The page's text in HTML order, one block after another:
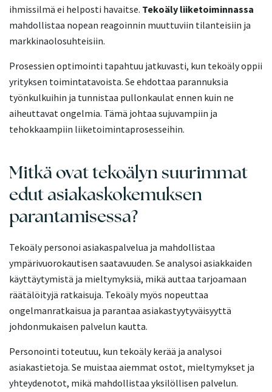
ihmissilmä ei helposti havaitse. Tekoäly liiketoiminnassa
mahdollistaa nopean reagoinnin muuttuviin tilanteisiin ja
markkinaolosuhteisiin.
Prosessien optimointi tapahtuu jatkuvasti, kun tekoäly oppii
yrityksen toimintatavoista. Se ehdottaa parannuksia
työnkulkuihin ja tunnistaa pullonkaulat ennen kuin ne
aiheuttavat ongelmia. Tämä johtaa sujuvampiin ja
tehokkaampiin liiketoimintaprosesseihin.
Mitkä ovat tekoälyn suurimmat
edut asiakaskokemuksen
parantamisessa?
Tekoäly personoi asiakaspalvelua ja mahdollistaa
ympärivuorokautisen saatavuuden. Se analysoi asiakkaiden
käyttäytymistä ja mieltymyksiä, mikä auttaa tarjoamaan
räätälöityjä ratkaisuja. Tekoäly myös nopeuttaa
ongelmanratkaisua ja parantaa asiakastyytyväisyyttä
johdonmukaisen palvelun kautta.
Personointi toteutuu, kun tekoäly kerää ja analysoi
asiakastietoja. Se muistaa aiemmat ostot, mieltymykset ja
yhteydenotot, mikä mahdollistaa yksilöllisen palvelun.